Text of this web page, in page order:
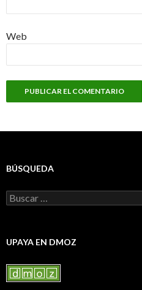
Web
BÚSQUEDA
Buscar:
UPAYA EN DMOZ